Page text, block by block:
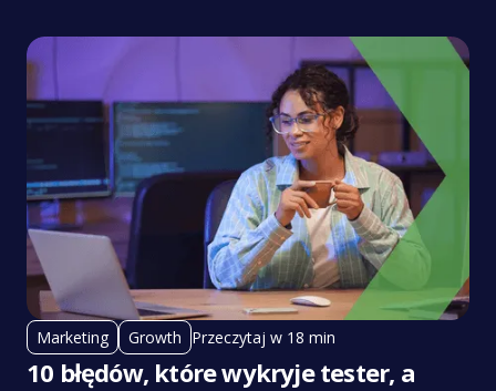
Marketing Growth Przeczytaj w 18 min
10 błędów, które wykryje tester, a